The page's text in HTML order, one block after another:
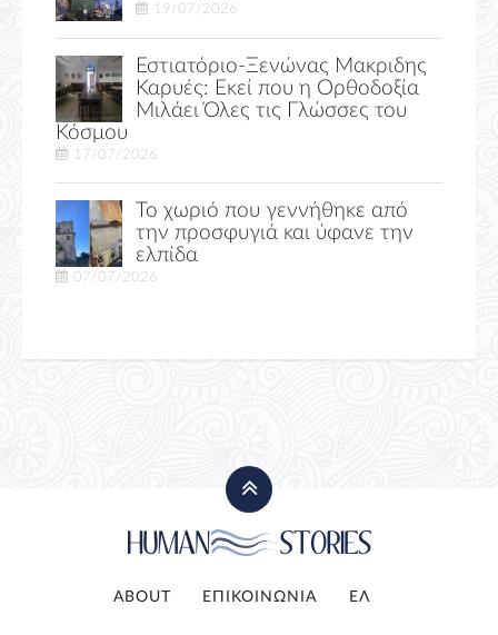
19/07/2026
Εστιατόριο-Ξενώνας Μακριδης
Καρυές: Εκεί που η Ορθοδοξία
Μιλάει Όλες τις Γλώσσες του
Κόσμου
17/07/2026
Το χωριό που γεννήθηκε από
την προσφυγιά και ύφανε την
ελπίδα
07/07/2026
ABOUT ΕΠΙΚΟΙΝΩΝΙΑ ΕΛ